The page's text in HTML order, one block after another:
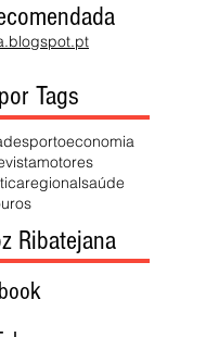
Tags
desportoeconomia
motores
regionalsaúde
Ribatejana